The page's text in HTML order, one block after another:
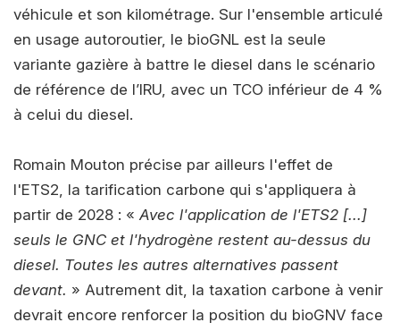
véhicule et son kilométrage. Sur l'ensemble articulé
en usage autoroutier, le bioGNL est la seule
variante gazière à battre le diesel dans le scénario
de référence de l’IRU, avec un TCO inférieur de 4 %
à celui du diesel.
Romain Mouton précise par ailleurs l'effet de
l'ETS2, la tarification carbone qui s'appliquera à
partir de 2028 : «Avec l'application de l'ETS2 [...]
seuls le GNC et l'hydrogène restent au-dessus du
diesel. Toutes les autres alternatives passent
devant. » Autrement dit, la taxation carbone à venir
devrait encore renforcer la position du bioGNV face